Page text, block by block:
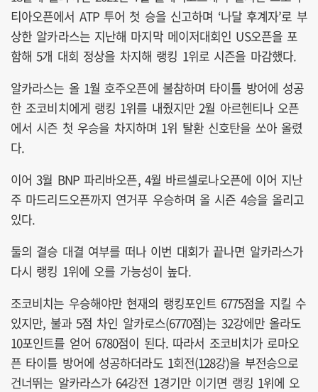
티아오픈에서 ATP 투어 첫 승을 신고하며 ‘나달 후계자’로 부
상한 알카라스는 지난해 마지막 메이저대회인 US오픈을 포
함해 5개 대회 정상을 차지해 랭킹 1위로 시즌을 마감했다.
알카라스는 올 1월 호주오픈에 불참하며 타이틀 방어에 성공
한 조코비치에게 랭킹 1위를 내줬지만 2월 아르헨티나 오픈
에서 시즌 첫 우승을 차지하며 1위 탈환 신호탄을 쏘아 올렸
다.
이어 3월 BNP 파리바오픈, 4월 바르셀로나오픈에 이어 지난
주 마드리드오픈까지 연거푸 우승하며 올 시즌 4승을 올리고
있다.
둘의 결승 대결 여부를 떠나 이번 대회가 끝나면 알카라스가
다시 랭킹 1위에 오를 가능성이 높다.
조코비치는 우승해야만 현재의 랭킹포인트 6775점을 지킬 수
있지만, 불과 5점 차인 알카로스(6770점)는 32강에만 올라도
10포인트를 얻어 6780점이 된다. 따라서 조코비치가 로마오
픈 타이틀 방어에 성공하더라도 1회전(128강)을 부전승으로
건너뛰는 알카라스가 64강전 1경기만 이기면 랭킹 1위에 오